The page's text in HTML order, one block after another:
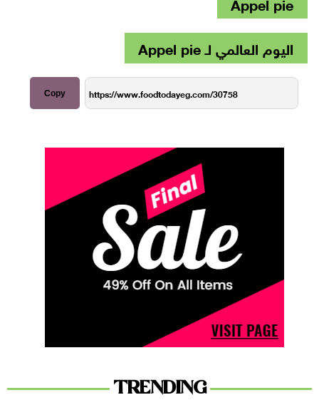
اليوم العالمي لـ Appel pie
Copy
TRENDING